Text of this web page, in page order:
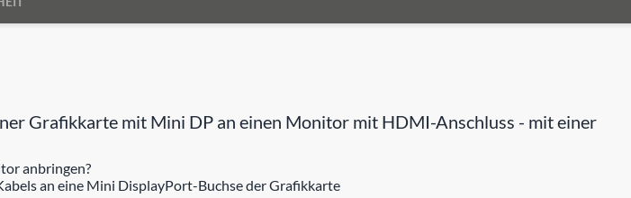
Grafikkarte mit Mini DP an einen Monitor mit HDMI-Anschluss - mit einer
anbringen?
an eine Mini DisplayPort-Buchse der Grafikkarte